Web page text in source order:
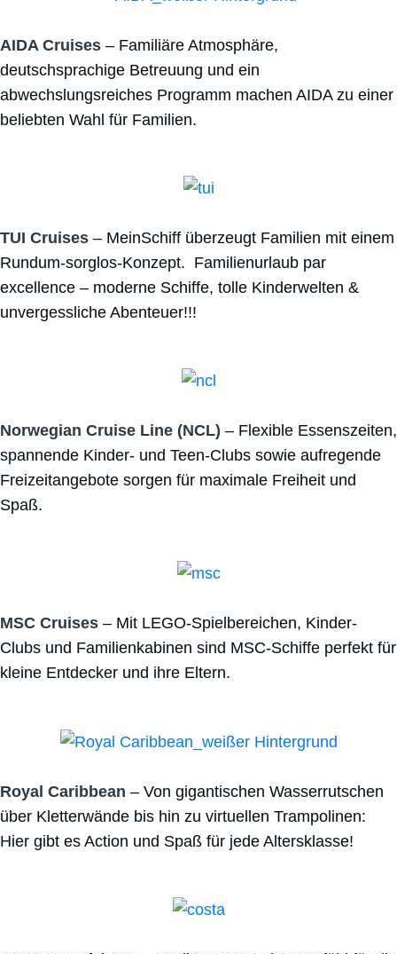
AIDA Cruises – Familiäre Atmosphäre,
deutschsprachige Betreuung und ein
abwechslungsreiches Programm machen AIDA zu einer
beliebten Wahl für Familien.
TUI Cruises – MeinSchiff überzeugt Familien mit einem
Rundum-sorglos-Konzept. Familienurlaub par
excellence – moderne Schiffe, tolle Kinderwelten &
unvergessliche Abenteuer!!!
Norwegian Cruise Line (NCL) – Flexible Essenszeiten,
spannende Kinder- und Teen-Clubs sowie aufregende
Freizeitangebote sorgen für maximale Freiheit und
Spaß.
MSC Cruises – Mit LEGO-Spielbereichen, Kinder-
Clubs und Familienkabinen sind MSC-Schiffe perfekt für
kleine Entdecker und ihre Eltern.
Royal Caribbean – Von gigantischen Wasserrutschen
über Kletterwände bis hin zu virtuellen Trampolinen:
Hier gibt es Action und Spaß für jede Altersklasse!